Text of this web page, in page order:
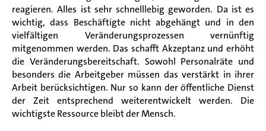
reagieren. Alles ist sehr schnelllebig geworden. Da ist es
wichtig, dass Beschäftigte nicht abgehängt und in den
vielfältigen Veränderungsprozessen vernünftig
mitgenommen werden. Das schafft Akzeptanz und erhöht
die Veränderungsbereitschaft. Sowohl Personalräte und
besonders die Arbeitgeber müssen das verstärkt in ihrer
Arbeit berücksichtigen. Nur so kann der öffentliche Dienst
der Zeit entsprechend weiterentwickelt werden. Die
wichtigste Ressource bleibt der Mensch.